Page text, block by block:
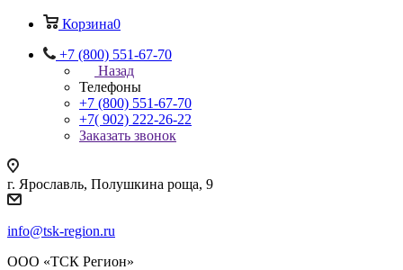
Корзина0
+7 (800) 551-67-70
Назад
Телефоны
+7 (800) 551-67-70
+7( 902) 222-26-22
Заказать звонок
г. Ярославль, Полушкина роща, 9
info@tsk-region.ru
ООО «ТСК Регион»